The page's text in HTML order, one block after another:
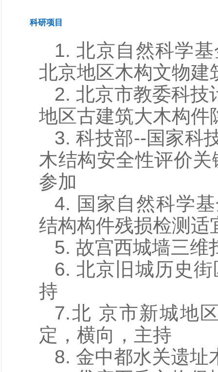
科研项目
1. 北京自然科学
北京地区木构文物建
2. 北京市教委科技
地区古建筑大木构件
3. 科技部--国家科
木结构安全性评价
参加
4. 国家自然科学
结构构件残损检测适
5. 故宫西城墙三维
6. 北京旧城历史
持
7.北 京市新城地
定，横向，主持
8. 金中都水关遗址